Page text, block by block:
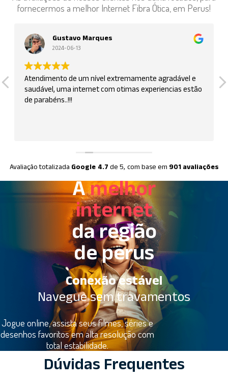
fornecermos a melhor Internet Fibra Ótica, em Perus!
Gustavo Marques
2024-06-13
Atendimento de um nível extremamente agradável e
saudável, uma internet com otimas experiencias estão
de parabéns..!!!
Avaliação totalizada Google 4.7de 5, com base em 901 avaliações
Amelhor
internet
da região
de perus
Conexão estável
Navegue sem travamentos
Jogue online, assista seus filmes, séries e
desenhos favoritos em alta resolução com
total estabilidade.
Dúvidas Frequentes